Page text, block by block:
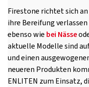
Firestone richtet sich an
ihre Bereifung
ebenso wie bei Nässe
aktuelle Modelle sind
und einen
neueren Produkten
ENLITEN zum Einsatz,